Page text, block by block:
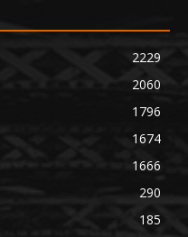
2229
2060
1796
1674
1666
290
185